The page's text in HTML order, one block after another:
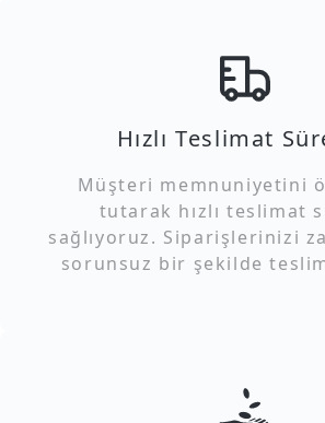
Hızlı Teslimat
Müşteri memnuniyetini
tutarak hızlı teslimat
sağlıyoruz. Siparişlerinizi
sorunsuz bir şekilde